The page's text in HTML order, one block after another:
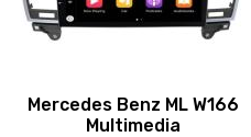
Mercedes Benz ML W166
Multimedia